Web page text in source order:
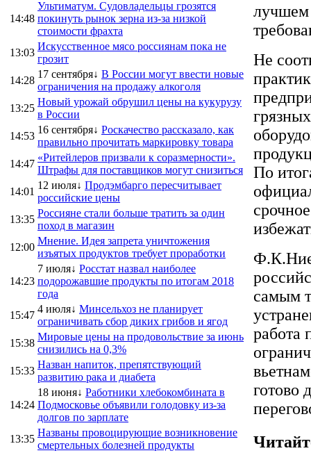
14:48
Ультиматум. Судовладельцы грозятся
покинуть рынок зерна из-за низкой
стоимости фрахта
13:03
Искусственное мясо россиянам пока не
грозит
14:28
17 сентября↓ В России могут ввести новые
ограничения на продажу алкоголя
13:25
Новый урожай обрушил цены на кукурузу
в России
14:53
16 сентября↓ Роскачество рассказало, как
правильно прочитать маркировку товара
14:47
«Ритейлеров призвали к соразмерности».
Штрафы для поставщиков могут снизиться
14:01
12 июля↓ Продэмбарго пересчитывает
российские цены
13:35
Россияне стали больше тратить за один
поход в магазин
12:00
Мнение. Идея запрета уничтожения
изъятых продуктов требует проработки
14:23
7 июля↓ Росстат назвал наиболее
подорожавшие продукты по итогам 2018
года
15:47
4 июля↓ Минсельхоз не планирует
ограничивать сбор диких грибов и ягод
15:38
Мировые цены на продовольствие за июнь
снизились на 0,3%
15:33
Назван напиток, препятствующий
развитию рака и диабета
14:24
18 июня↓ Работники хлебокомбината в
Подмосковье объявили голодовку из-за
долгов по зарплате
13:35
Названы провоцирующие возникновение
смертельных болезней продукты
лучшем
Не
По
самым
работа
готово